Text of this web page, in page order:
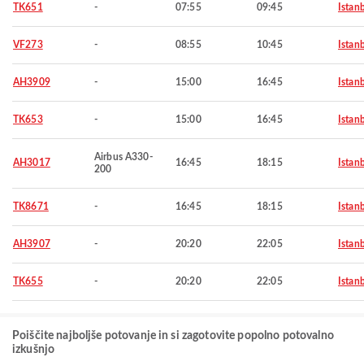
TK651 - 07:55 09:45
VF273 - 08:55 10:45
AH3909 - 15:00 16:45
TK653 - 15:00 16:45
AH3017
Airbus A330-
200
16:45 18:15
TK8671 - 16:45 18:15
AH3907 - 20:20 22:05
TK655 - 20:20 22:05
Poiščite najboljše potovanje in si zagotovite popolno potovalno
izkušnjo